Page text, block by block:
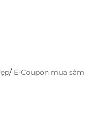
/ E-Coupon mua sắm